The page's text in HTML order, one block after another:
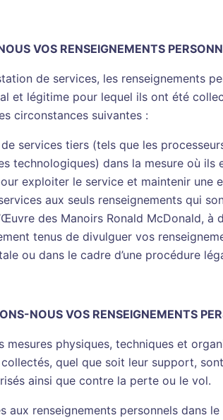
VOS RENSEIGNEMENTS
de services, les renseignements
et légitime pour lequel ils ont été
circonstances suivantes :
services tiers (tels que les
technologiques) dans la mesure où
exploiter le service et maintenir
aux seuls renseignements qui
des Manoirs Ronald McDonald, à
tenus de divulguer vos
ou dans le cadre d’une procédure
NOUS VOS RENSEIGNEMENTS
physiques, techniques et
quel que soit leur support,
ainsi que contre la perte ou le vol.
aux renseignements personnels dans